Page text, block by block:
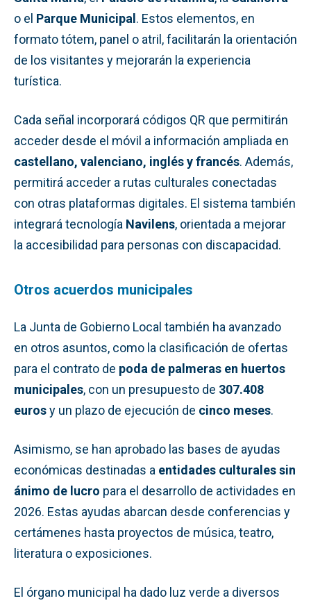
o el Parque Municipal. Estos elementos, en
formato tótem, panel o atril, facilitarán la orientación
de los visitantes y mejorarán la experiencia
turística.
Cada señal incorporará códigos QR que permitirán
acceder desde el móvil a información ampliada en
castellano, valenciano, inglés y francés. Además,
permitirá acceder a rutas culturales conectadas
con otras plataformas digitales. El sistema también
integrará tecnología Navilens, orientada a mejorar
la accesibilidad para personas con discapacidad.
Otros acuerdos municipales
La Junta de Gobierno Local también ha avanzado
en otros asuntos, como la clasificación de ofertas
para el contrato de poda de palmeras en huertos
municipales, con un presupuesto de 307.408
eurosy un plazo de ejecución de cinco meses.
Asimismo, se han aprobado las bases de ayudas
económicas destinadas a entidades culturales sin
ánimo de lucro para el desarrollo de actividades en
2026. Estas ayudas abarcan desde conferencias y
certámenes hasta proyectos de música, teatro,
literatura o exposiciones.
El órgano municipal ha dado luz verde a diversos